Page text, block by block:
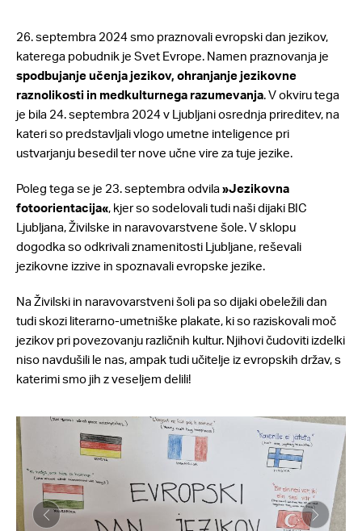
26. septembra 2024 smo praznovali evropski dan jezikov,
katerega pobudnik je Svet Evrope. Namen praznovanja je
spodbujanje učenja jezikov, ohranjanje jezikovne
raznolikosti in medkulturnega razumevanja. V okviru tega
je bila 24. septembra 2024 v Ljubljani osrednja prireditev, na
kateri so predstavljali vlogo umetne inteligence pri
ustvarjanju besedil ter nove učne vire za tuje jezike.
Poleg tega se je 23. septembra odvila»Jezikovna
fotoorientacija«, kjer so sodelovali tudi naši dijaki BIC
Ljubljana, Živilske in naravovarstvene šole. V sklopu
dogodka so odkrivali znamenitosti Ljubljane, reševali
jezikovne izzive in spoznavali evropske jezike.
Na Živilski in naravovarstveni šoli pa so dijaki obeležili dan
tudi skozi literarno-umetniške plakate, ki so raziskovali moč
jezikov pri povezovanju različnih kultur. Njihovi čudoviti izdelki
niso navdušili le nas, ampak tudi učitelje iz evropskih držav, s
katerimi smo jih z veseljem delili!